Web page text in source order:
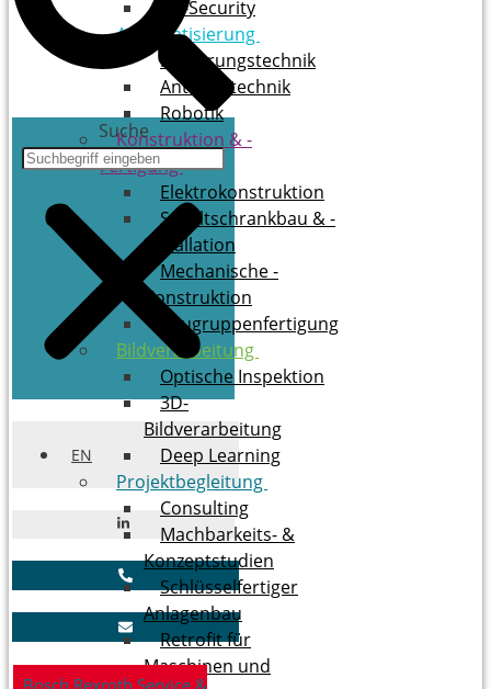
OT-Security
Automatisierung
Steuerungstechnik
Antriebstechnik
Robotik
Konstruktion & ­
Fertigung
Elektrokonstruktion
Schaltschrankbau & ­
Installation
Mechanische ­
Konstruktion
Baugruppenfertigung
Bildverarbeitung
Optische Inspektion
3D-
Bildverarbeitung
Deep Learning
Projektbegleitung
Consulting
Mach­bar­keits- &
Konzeptstudien
Schlüs­sel­fer­ti­ger
Anlagenbau
Retrofit für
Maschinen und
Suche
EN
Bosch Rexroth Service &